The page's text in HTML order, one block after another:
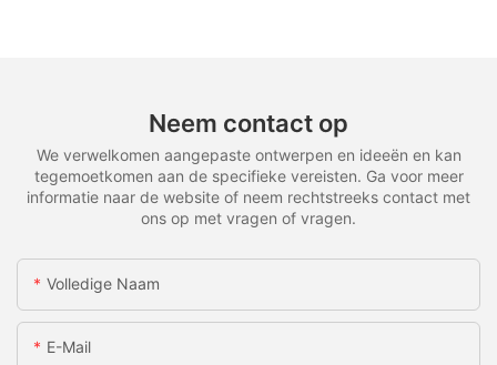
Neem contact op
We verwelkomen aangepaste ontwerpen en ideeën en kan
tegemoetkomen aan de specifieke vereisten. Ga voor meer
informatie naar de website of neem rechtstreeks contact met
ons op met vragen of vragen.
Volledige Naam
E-Mail